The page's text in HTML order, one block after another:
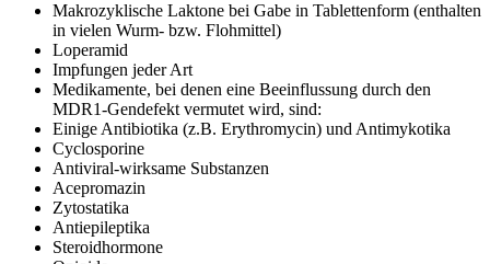
Makrozyklische Laktone bei Gabe in Tablettenform (enthalten
in vielen Wurm- bzw. Flohmittel)
Loperamid
Impfungen jeder Art
Medikamente, bei denen eine Beeinflussung durch den
MDR1-Gendefekt vermutet wird, sind:
Einige Antibiotika (z.B. Erythromycin) und Antimykotika
Cyclosporine
Antiviral-wirksame Substanzen
Acepromazin
Zytostatika
Antiepileptika
Steroidhormone